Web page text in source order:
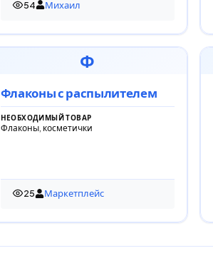
54
54 просмотра
Михаил
Ф
Флаконы с распылителем
НЕОБХОДИМЫЙ ТОВАР
Флаконы, косметички
25
25 просмотров
Маркетплейс